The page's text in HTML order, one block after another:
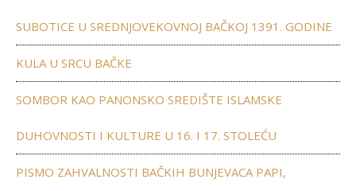
SUBOTICE U SREDNJOVEKOVNOJ BAČKOJ 1391. GODINE
KULA U SRCU BAČKE
SOMBOR KAO PANONSKO SREDIŠTE ISLAMSKE
DUHOVNOSTI I KULTURE U 16. I 17. STOLEĆU
PISMO ZAHVALNOSTI BAČKIH BUNJEVACA PAPI,